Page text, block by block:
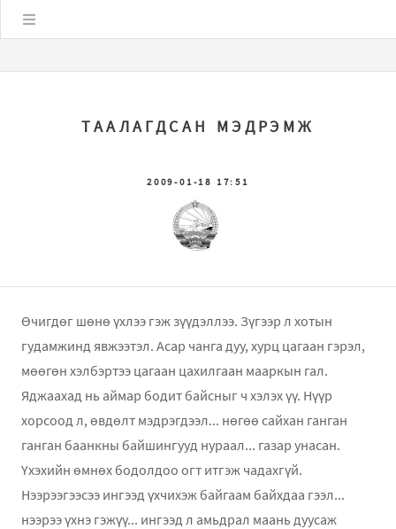
ТААЛАГДСАН МЭДРЭМЖ
2009-01-18 17:51
Өчигдөг шөнө үхлээ гэж зүүдэллээ. Зүгээр л хотын
гудамжинд явжээтэл. Асар чанга дуу, хурц цагаан гэрэл,
мөөгөн хэлбэртээ цагаан цахилгаан мааркын гал.
Яджаахад нь аймар бодит байсныг ч хэлэх үү. Нүүр
хорсоод л, өвдөлт мэдрэгдээл... нөгөө сайхан ганган
ганган баанкны байшингууд нураал... газар унасан.
Үхэхийн өмнөх бодолдоо огт итгэж чадахгүй.
Нээрээгээсээ ингээд үхчихэж байгаам байхдаа гээл...
нээрээ үхнэ гэжүү... ингээд л амьдрал маань дуусаж